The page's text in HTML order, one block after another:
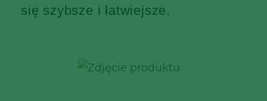
się szybsze i łatwiejsze.